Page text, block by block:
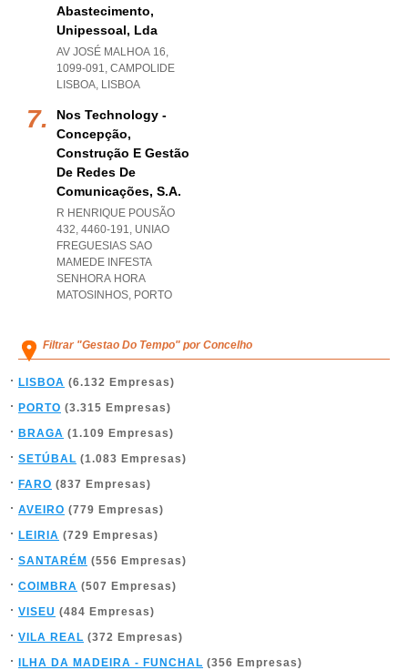
Abastecimento,
Unipessoal, Lda
AV JOSÉ MALHOA 16,
1099-091, CAMPOLIDE
LISBOA, LISBOA
Nos Technology -
Concepção,
Construção E Gestão
De Redes De
Comunicações, S.a.
R HENRIQUE POUSÃO
432, 4460-191, UNIAO
FREGUESIAS SAO
MAMEDE INFESTA
SENHORA HORA
MATOSINHOS, PORTO
Filtrar "Gestao Do Tempo" por Concelho
LISBOA (6.132 Empresas)
PORTO (3.315 Empresas)
BRAGA (1.109 Empresas)
SETÚBAL (1.083 Empresas)
FARO (837 Empresas)
AVEIRO (779 Empresas)
LEIRIA (729 Empresas)
SANTARÉM (556 Empresas)
COIMBRA (507 Empresas)
VISEU (484 Empresas)
VILA REAL (372 Empresas)
ILHA DA MADEIRA - FUNCHAL (356 Empresas)